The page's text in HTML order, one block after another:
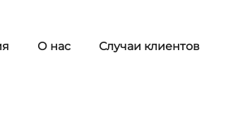
О нас Случаи клиентов